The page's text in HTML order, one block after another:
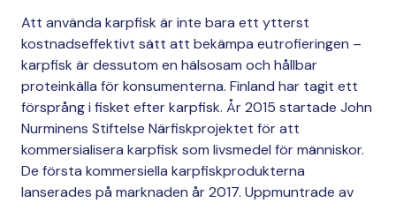
Att använda karpfisk är inte bara ett ytterst
kostnadseffektivt sätt att bekämpa eutrofieringen –
karpfisk är dessutom en hälsosam och hållbar
proteinkälla för konsumenterna. Finland har tagit ett
försprång i fisket efter karpfisk. År 2015 startade John
Nurminens Stiftelse Närfiskprojektet för att
kommersialisera karpfisk som livsmedel för människor.
De första kommersiella karpfiskprodukterna
lanserades på marknaden år 2017. Uppmuntrade av